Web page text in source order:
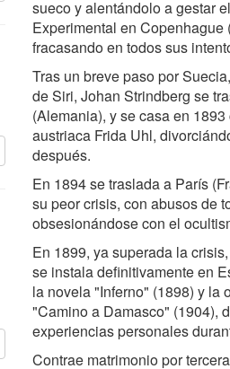
sueco y alentándolo a gestar
Experimental en Copenhague
fracasando en todos sus
Tras un breve paso por
de Siri, Johan Strindberg se
(Alemania), y se casa en
austriaca Frida Uhl,
después.
En 1894 se traslada a París
su peor crisis, con abusos de
obsesionándose con el
En 1899, ya superada la
se instala definitivamente en
la novela "Inferno" (1898) y la
"Camino a Damasco" (1904),
experiencias personales
Contrae matrimonio por